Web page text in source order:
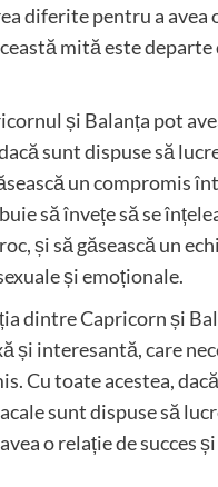
diferite pentru a avea
mită este departe
și Balanța pot
sunt dispuse să
un compromis
să învețe să se
și să găsească un
și emoționale.
dintre Capricorn și
și interesantă, care
Cu toate acestea,
sunt dispuse să
o relație de succes și